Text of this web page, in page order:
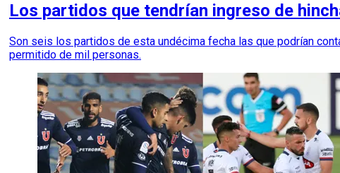
Los partidos que tendrían ingreso de
Son seis los partidos de esta undécima fecha las que podrían
permitido de mil personas.